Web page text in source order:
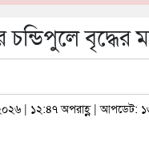
চন্ডিপুলে বৃদ্ধের
| ১২:৪৭ অপরাহ্ণ | আপডেট: